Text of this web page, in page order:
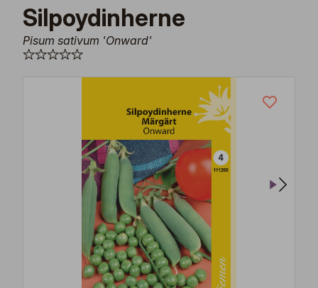
Silpoydinherne
Pisum sativum 'Onward'